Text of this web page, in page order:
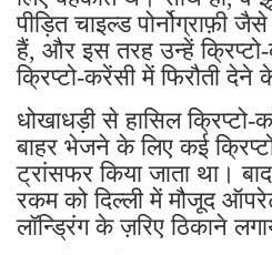
पीड़ित चाइल्ड पोर्नोग्राफ़ी
हैं, और इस तरह उन्हें
क्रिप्टो-करेंसी में फिरौती
धोखाधड़ी से हासिल
बाहर भेजने के लिए कई
ट्रांसफर किया जाता था।
रकम को दिल्ली में मौजूद
लॉन्ड्रिंग के ज़रिए ठिकाने